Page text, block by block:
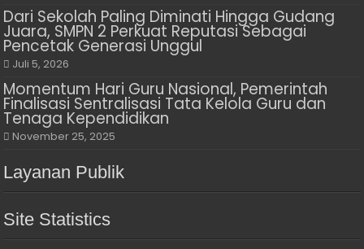
Dari Sekolah Paling Diminati Hingga Gudang
Juara, SMPN 2 Perkuat Reputasi Sebagai
Pencetak Generasi Unggul
Juli 5, 2026
Momentum Hari Guru Nasional, Pemerintah
Finalisasi Sentralisasi Tata Kelola Guru dan
Tenaga Kependidikan
November 25, 2025
Layanan Publik
Site Statistics